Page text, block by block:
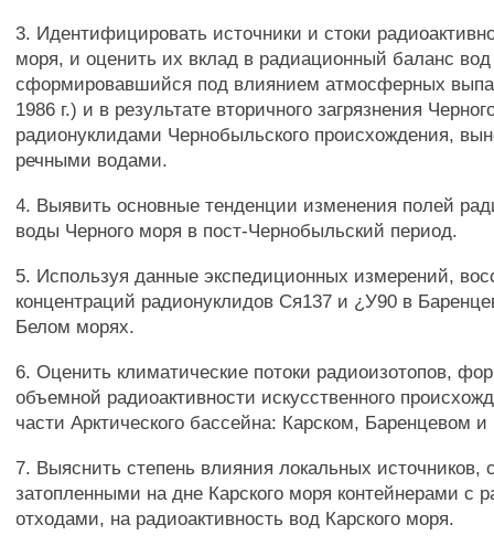
3. Идентифицировать источники и стоки
моря, и оценить их вклад в радиационный баланс
сформировавшийся под влиянием атмосферных
1986 г.) и в результате вторичного загрязнения
радионуклидами Чернобыльского происхождения,
речными водами.
4. Выявить основные тенденции изменения полей
воды Черного моря в пост-Чернобыльский период.
5. Используя данные экспедиционных измерений,
концентраций радионуклидов Ся137 и ¿У90 в
Белом морях.
6. Оценить климатические потоки радиоизотопов,
объемной радиоактивности искусственного
части Арктического бассейна: Карском, Баренцевом
7. Выяснить степень влияния локальных источников,
затопленными на дне Карского моря контейнерами с
отходами, на радиоактивность вод Карского моря.